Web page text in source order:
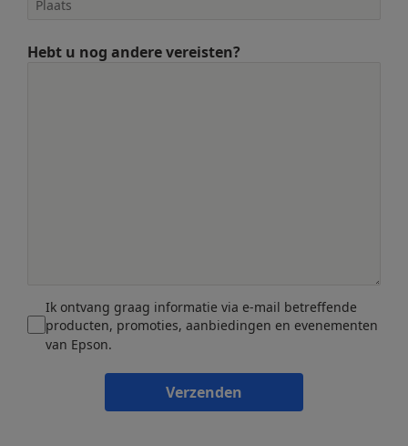
Hebt u nog andere vereisten?
Ik ontvang graag informatie via e-mail betreffende
producten, promoties, aanbiedingen en evenementen
van Epson.
Verzenden